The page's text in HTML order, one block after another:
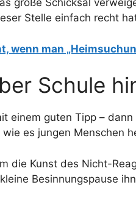
große Schicksal
Stelle einfach recht
wenn man
Schule
einem guten Tipp –
es jungen Menschen
die Kunst des Nicht-
Besinnungspause